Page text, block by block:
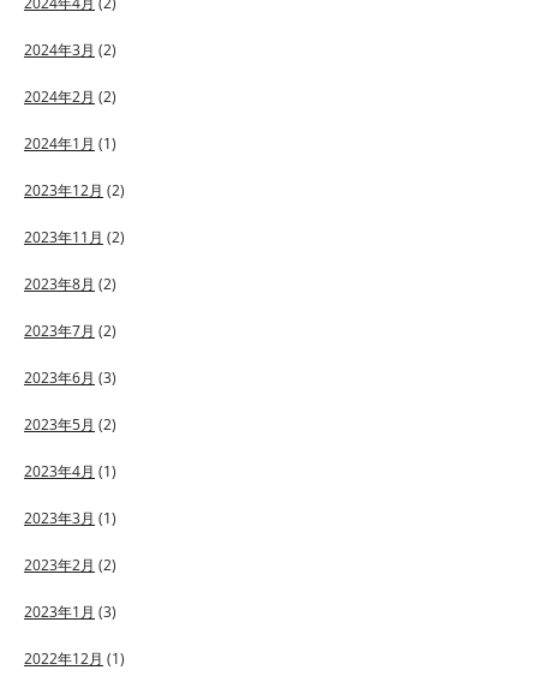
2024年3月 (2)
2024年2月 (2)
2024年1月 (1)
2023年12月 (2)
2023年11月 (2)
2023年8月 (2)
2023年7月 (2)
2023年6月 (3)
2023年5月 (2)
2023年4月 (1)
2023年3月 (1)
2023年2月 (2)
2023年1月 (3)
2022年12月 (1)